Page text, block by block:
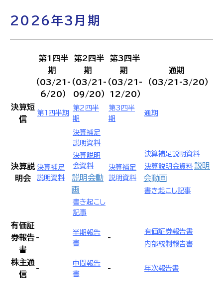
2026年3月期
第1四半
期
（03/21-
6/20）
第2四半
期
（03/21-
09/20）
第3四半
期
（03/21-
12/20）
通期
（03/21-3/20）
決算短
信
第1四半期
第2四半
期
第3四半
期
通期
決算説
明会
決算補足
説明資料
決算補足
説明資料
決算説明
会資料
説明会動
画
書き起こし
記事
決算補足
説明資料
決算補足説明資料
決算説明会資料 説明
会動画
書き起こし記事
有価証
券報告
書
-
半期報告
書
-
有価証券報告書
内部統制報告書
株主通
信
-
中間報告
書
- 年次報告書